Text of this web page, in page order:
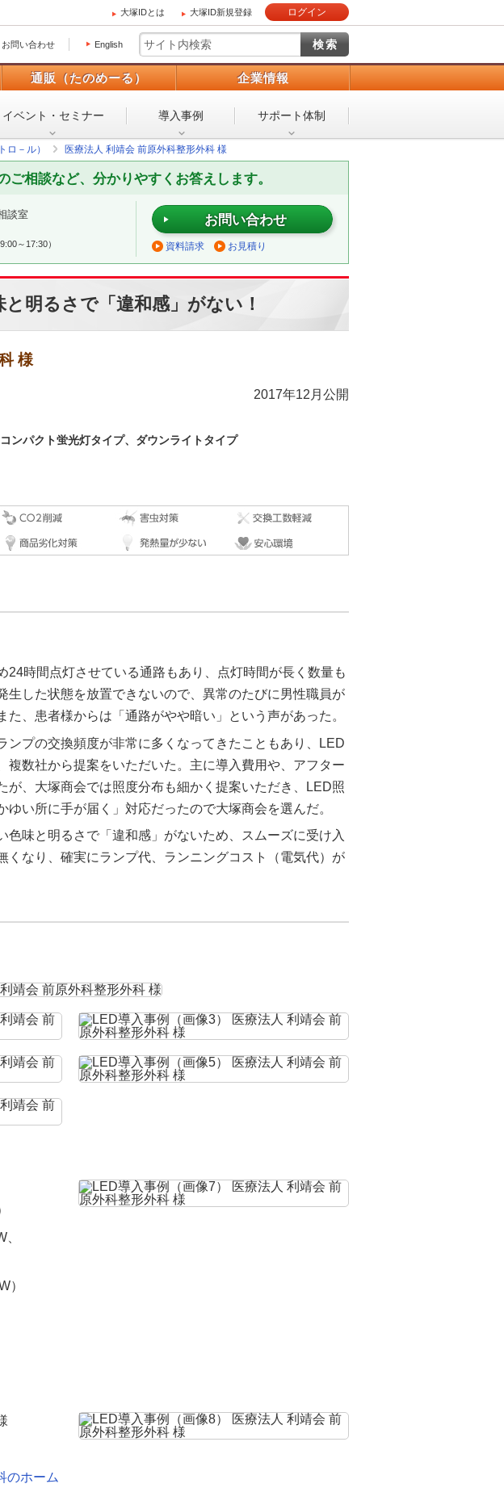
大塚IDとは 大塚ID新規登録 ログイン
お問い合わせ English
通販（たのめーる） 企業情報
イベント・ セミナー 導入事例 サポート体制
－ル） 医療法人 利靖会 前原外科整形外科 様
相談など、分かりやすくお答えします。
談室
～17:30）
お問い合わせ
資料請求 お見積り
明るさで「違和感」がない！
様
2017年12月公開
ンパクト蛍光灯タイプ、ダウンライトタイプ
24時間点灯させている通路もあり、点灯時間が長く数量も
生した状態を放置できないので、異常のたびに男性職員が
た、患者様からは「通路がやや暗い」という声があった。
ンプの交換頻度が非常に多くなってきたこともあり、LED
複数社から提案をいただいた。主に導入費用や、アフター
が、大塚商会では照度分布も細かく提案いただき、LED照
ゆい所に手が届く」対応だったので大塚商会を選んだ。
色味と明るさで「違和感」がないため、スムーズに受け入
くなり、確実にランプ代、ランニングコスト（電気代）が
）
のホーム